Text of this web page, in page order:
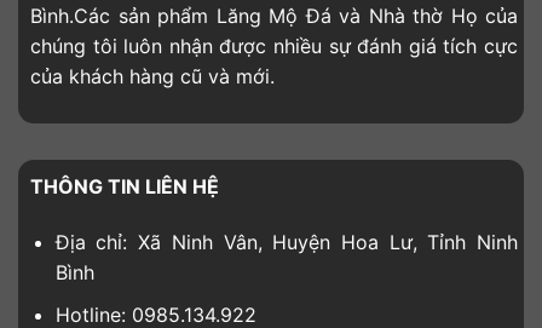
Bình.Các sản phẩm Lăng Mộ Đá và Nhà thờ Họ của
chúng tôi luôn nhận được nhiều sự đánh giá tích cực
của khách hàng cũ và mới.
THÔNG TIN LIÊN HỆ
Địa chỉ: Xã Ninh Vân, Huyện Hoa Lư, Tỉnh Ninh
Bình
Hotline: 0985.134.922